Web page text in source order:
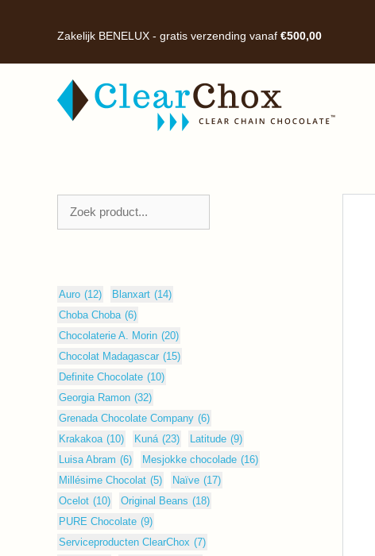
inhoud
Zakelijk BENELUX - gratis verzending vanaf €500,00
Auro (12) Blanxart (14)
Choba Choba (6)
Chocolaterie A. Morin (20)
Chocolat Madagascar (15)
Definite Chocolate (10)
Georgia Ramon (32)
Grenada Chocolate Company (6)
Krakakoa (10) Kuná (23) Latitude (9)
Luisa Abram (6) Mesjokke chocolade (16)
Millésime Chocolat (5) Naïve (17)
Ocelot (10) Original Beans (18)
PURE Chocolate (9)
Serviceproducten ClearChox (7)